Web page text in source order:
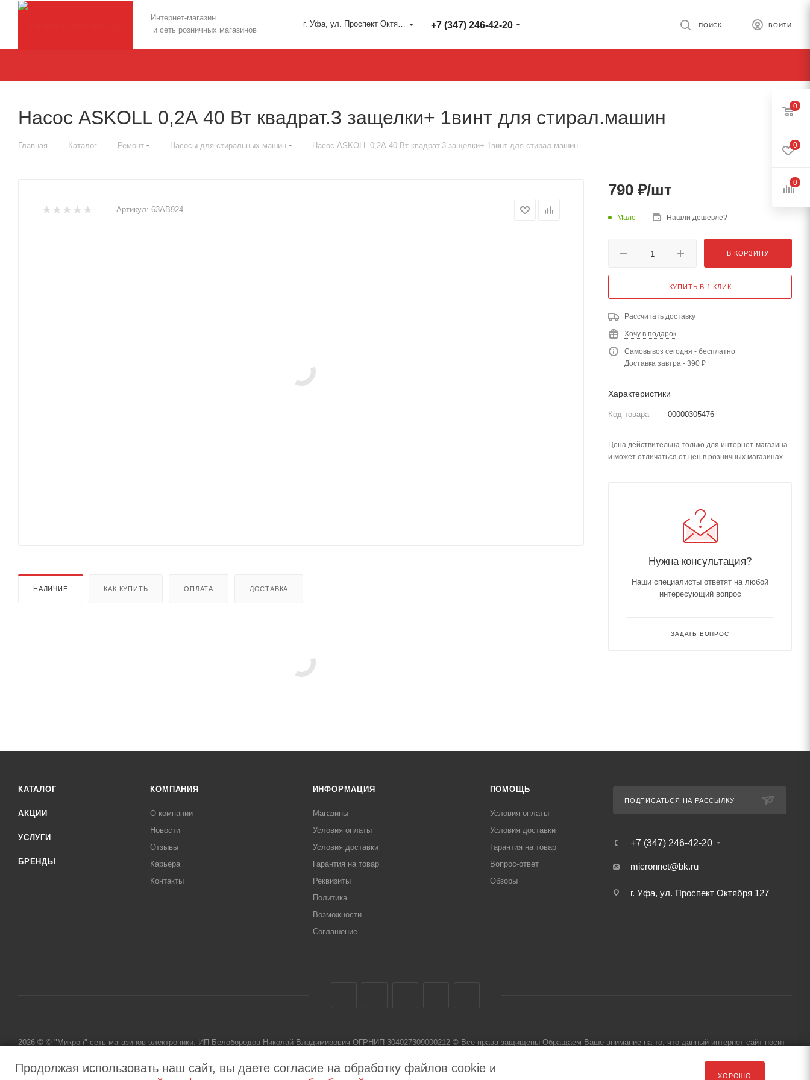
Интернет-магазин
и сеть розничных магазинов
г. Уфа, ул. Проспект Октября 127 +7 (347) 246-42-20 ВОЙТИ
ПОИСК
Насос ASKOLL 0,2А 40 Вт квадрат.3 защелки+ 1винт для стирал.машин
Главная — Каталог — Ремонт — Насосы для стиральных машин — Насос ASKOLL 0,2А 40 Вт квадрат.3 защелки+ 1винт для стирал.машин
Артикул: 63AB924
НАЛИЧИЕ КАК КУПИТЬ ОПЛАТА ДОСТАВКА
790 ₽/шт
Мало Нашли дешевле?
В КОРЗИНУ
КУПИТЬ В 1 КЛИК
Рассчитать доставку
Хочу в подарок
Самовывоз сегодня - бесплатно
Доставка завтра - 390 ₽
Характеристики
Код товара — 00000305476
Цена действительна только для интернет-магазина
и может отличаться от цен в розничных магазинах
Нужна консультация?
Наши специалисты ответят на любой
интересующий вопрос
ЗАДАТЬ ВОПРОС
КАТАЛОГ
АКЦИИ
УСЛУГИ
БРЕНДЫ
КОМПАНИЯ
О компании
Новости
Отзывы
Карьера
Контакты
ИНФОРМАЦИЯ
Магазины
Условия оплаты
Условия доставки
Гарантия на товар
Реквизиты
Политика
Возможности
Соглашение
ПОМОЩЬ
Условия оплаты
Условия доставки
Гарантия на товар
Вопрос-ответ
Обзоры
ПОДПИСАТЬСЯ НА РАССЫЛКУ
+7 (347) 246-42-20
micronnet@bk.ru
г. Уфа, ул. Проспект Октября 127
2026 © © "Микрон" сеть магазинов электроники. ИП Белобородов Николай Владимирович ОГРНИП 304027309000212 © Все права защищены Обращаем Ваше внимание на то, что данный интернет-сайт носит
0
0
0
Продолжая использовать наш сайт, вы даете согласие на обработку файлов cookie и
ХОРОШО